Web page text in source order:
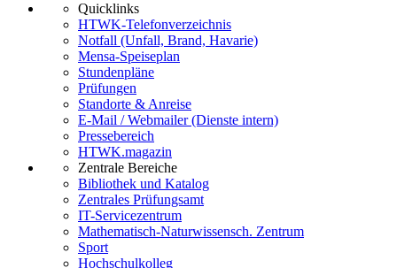
Quicklinks
HTWK-Telefonverzeichnis
Notfall (Unfall, Brand, Havarie)
Mensa-Speiseplan
Stundenpläne
Prüfungen
Standorte & Anreise
E-Mail / Webmailer (Dienste intern)
Pressebereich
HTWK.magazin
Zentrale Bereiche
Bibliothek und Katalog
Zentrales Prüfungsamt
IT-Servicezentrum
Mathematisch-Naturwissensch. Zentrum
Sport
Hochschulkolleg